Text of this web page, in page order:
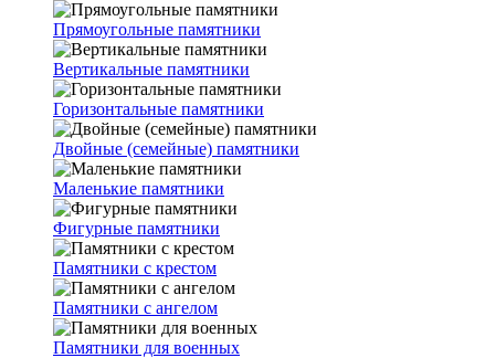
Прямоугольные памятники
Вертикальные памятники
Горизонтальные памятники
Двойные (семейные) памятники
Маленькие памятники
Фигурные памятники
Памятники с крестом
Памятники с ангелом
Памятники для военных